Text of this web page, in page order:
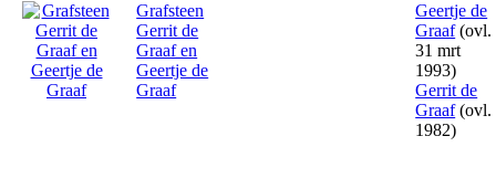
Grafsteen
Gerrit de
Graaf en
Geertje de
Graaf
Geertje de
Graaf(ovl.
31 mrt
1993)
Gerrit de
Graaf(ovl.
1982)